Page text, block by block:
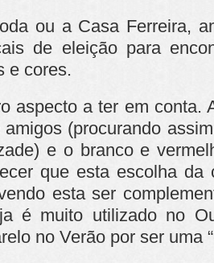
ou a Casa Ferreira,
de eleição para
e cores.
aspecto a ter em conta.
(procurando
e o branco e
que esta escolha da
esta ser
é muito utilizado no
no Verão por ser uma